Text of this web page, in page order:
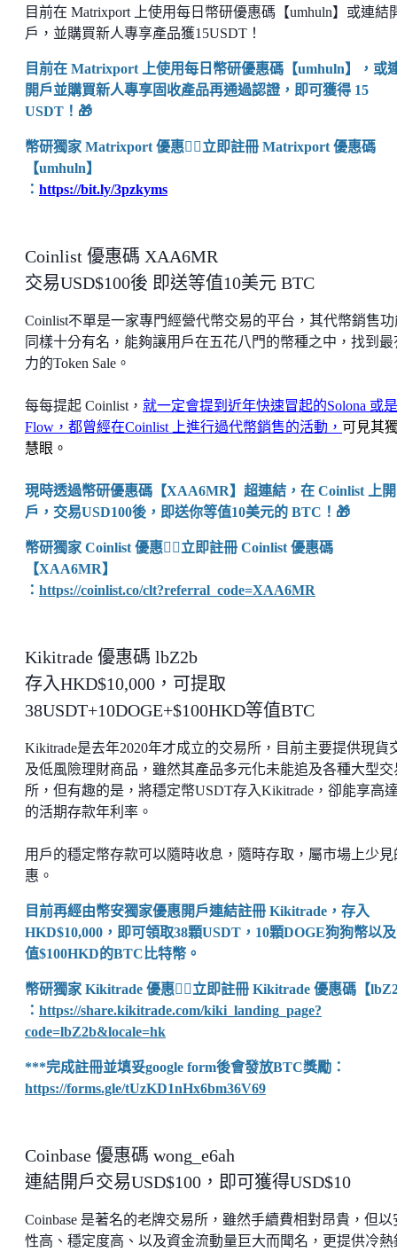
目前在 Matrixport 上使用每日幣研優惠碼【umhuln】或連結
戶，並購買新人專享產品獲15USDT！
目前在 Matrixport 上使用每日幣研優惠碼【umhuln】，或
開戶並購買新人專享固收產品再通過認證，即可獲得 15
USDT！🎁
幣研獨家 Matrixport 優惠👉🏼立即註冊 Matrixport 優惠碼
【umhuln】
： https://bit.ly/3pzkyms
Coinlist 優惠碼 XAA6MR
交易USD$100後 即送等值10美元 BTC
Coinlist不單是一家專門經營代幣交易的平台，其代幣銷售功
同樣十分有名，能夠讓用戶在五花八門的幣種之中，找到最
力的Token Sale。
每每提起 Coinlist， 就一定會提到近年快速冒起的Solona 或是
Flow，都曾經在Coinlist 上進行過代幣銷售的活動， 可見其
慧眼。
現時透過幣研優惠碼【XAA6MR】超連結，在 Coinlist 上開
戶，交易USD100後，即送你等值10美元的 BTC！🎁
幣研獨家 Coinlist 優惠👉🏼立即註冊 Coinlist 優惠碼
【XAA6MR】
： https://coinlist.co/clt?referral_code=XAA6MR
Kikitrade 優惠碼 lbZ2b
存入HKD$10,000，可提取
38USDT+10DOGE+$100HKD等值BTC
Kikitrade是去年2020年才成立的交易所，目前主要提供現貨
及低風險理財商品，雖然其產品多元化未能追及各種大型交
所，但有趣的是，將穩定幣USDT存入Kikitrade，卻能享高
的活期存款年利率。
用戶的穩定幣存款可以隨時收息，隨時存取，屬市場上少見
惠。
目前再經由幣安獨家優惠開戶連結註冊 Kikitrade，存入
HKD$10,000，即可領取38顆USDT，10顆DOGE狗狗幣以
值$100HKD的BTC比特幣。
幣研獨家 Kikitrade 優惠👉🏼立即註冊 Kikitrade 優惠碼【
： https://share.kikitrade.com/kiki_landing_page?
code=lbZ2b&locale=hk
***完成註冊並填妥google form後會發放BTC獎勵：
https://forms.gle/tUzKD1nHx6bm36V69
Coinbase 優惠碼 wong_e6ah
連結開戶交易USD$100，即可獲得USD$10
Coinbase 是著名的老牌交易所，雖然手續費相對昂貴，但以
性高、穩定度高、以及資金流動量巨大而聞名，更提供冷熱